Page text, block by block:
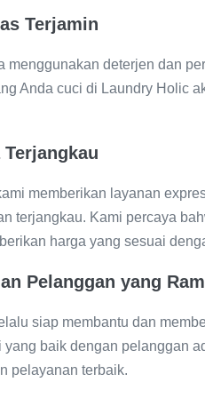
Terjamin
menggunakan deterjen dan
Anda cuci di Laundry Holic
Terjangkau
memberikan layanan
terjangkau. Kami percaya
harga yang sesuai
Pelanggan yang
siap membantu dan
yang baik dengan pelanggan
pelayanan terbaik.